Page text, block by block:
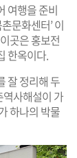
여행을 준비
문화센터’ 이
곳은 홍보전
한옥이다.
잘 정리해 두
사해설이 가
하나의 박물